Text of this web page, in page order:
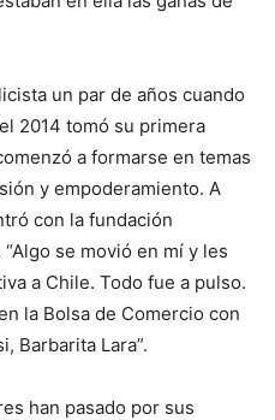
un par de años cuando
2014 tomó su primera
a formarse en temas
y empoderamiento. A
con la fundación
se movió en mí y les
a Chile. Todo fue a pulso.
la Bolsa de Comercio con
Barbarita Lara”.
han pasado por sus